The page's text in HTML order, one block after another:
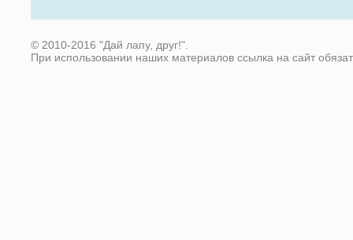
© 2010-2016 "Дай лапу, друг!".
При использовании наших материалов ссылка на сайт